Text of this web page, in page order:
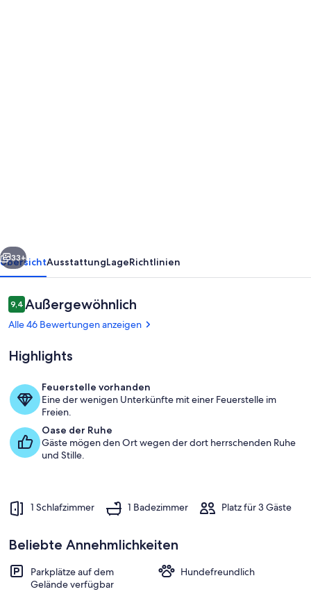
Wasser!
Für
Radler
und
Weiter
33+
ÜbersichtAusstattungLageRichtlinien
Bewertungen
9,49,4 von 10.
Außergewöhnlich
Alle 46 Bewertungen anzeigen
Highlights
Feuerstelle vorhanden
Eine der wenigen Unterkünfte mit einer Feuerstelle im
Freien.
Oase der Ruhe
Gäste mögen den Ort wegen der dort herrschenden Ruhe
und Stille.
1 Schlafzimmer 1 Badezimmer Platz für 3 Gäste
Beliebte Annehmlichkeiten
Parkplätze auf dem
Gelände verfügbar
Hundefreundlich